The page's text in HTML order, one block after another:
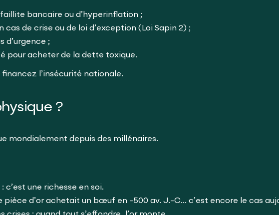
bancaire ou d’hyperinflation ;
cas de crise ou de loi d’exception (Loi Sapin 2) ;
d’urgence ;
pour acheter de la dette toxique.
l’insécurité nationale.
?
mondialement depuis des millénaires.
une richesse en soi.
pièce d’or achetait un bœuf en -500 av. J.-C… c’est encore le cas